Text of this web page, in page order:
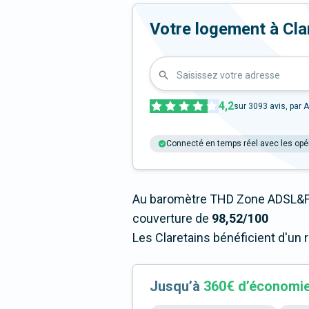
Votre logement à
Saisissez votre adresse
4,2sur 3093 avis, par
Connecté en temps réel avec les
Au baromètre THD Zone
couverture de 98,52/100
Les Claretains bénéficient d'un
Jusqu’à 360€